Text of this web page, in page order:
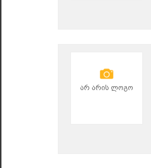
არ არის ლოგო